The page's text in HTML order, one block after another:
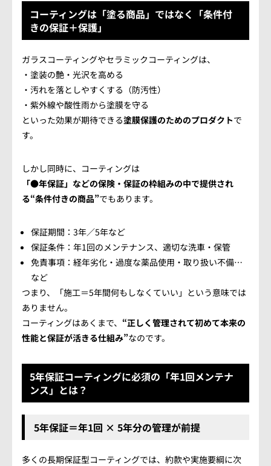
コーティングは「塗る商品」ではなく「条件付
きの保証＋保護」
ガラスコーティングやセラミックコーティングは、
・塗装の艶・光沢を高める
・汚れを落としやすくする（防汚性）
・紫外線や酸性雨から塗膜を守る
といった効果が期待できる塗膜保護のためのプロダクトで
す。
しかし同時に、コーティングは
「●年保証」などの保険・保証の枠組みの中で提供され
る“条件付きの商品”でもあります。
保証期間：3年／5年など
保証条件：年1回のメンテナンス、適切な洗車・保管
免責事項：経年劣化・過度な薬品使用・取り扱い不備…
など
つまり、「施工＝5年間何もしなくていい」という意味では
ありません。
コーティングはあくまで、 “正しく管理されて初めて本来の
性能と保証が活きる仕組み”なのです。
5年保証コーティングに必須の「年1回メンテナ
ンス」とは？
5年保証＝年1回 × 5年分の管理が前提
多くの長期保証型コーティングでは、約款や実施要綱に次